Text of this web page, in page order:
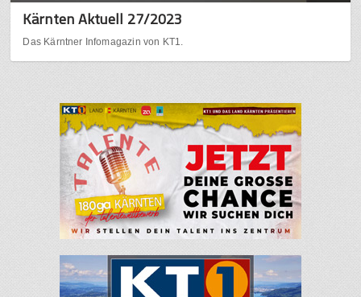
Kärnten Aktuell 27/2023
Das Kärntner Infomagazin von KT1.